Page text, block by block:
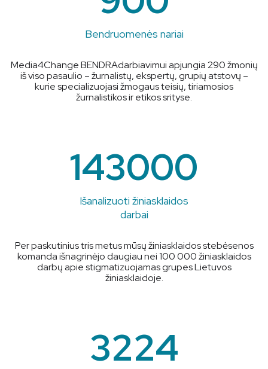
Bendruomenės nariai
Media4Change BENDRAdarbiavimui apjungia 290 žmonių
iš viso pasaulio – žurnalistų, ekspertų, grupių atstovų –
kurie specializuojasi žmogaus teisių, tiriamosios
žurnalistikos ir etikos srityse.
143000
Išanalizuoti žiniasklaidos
darbai
Per paskutinius tris metus mūsų žiniasklaidos stebėsenos
komanda išnagrinėjo daugiau nei 100 000 žiniasklaidos
darbų apie stigmatizuojamas grupes Lietuvos
žiniasklaidoje.
3224